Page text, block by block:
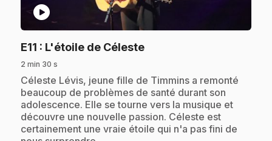
play_circle
E11 : L'étoile de Céleste.
2 min 30 s
.Céleste Lévis, jeune fille de Timmins a remonté
beaucoup de problèmes de santé durant son
adolescence. Elle se tourne vers la musique et
découvre une nouvelle passion. Céleste est
certainement une vraie étoile qui n'a pas fini de